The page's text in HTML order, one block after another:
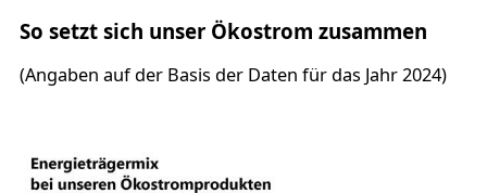
So setzt sich unser Ökostrom zusammen
(Angaben auf der Basis der Daten für das Jahr 2024)